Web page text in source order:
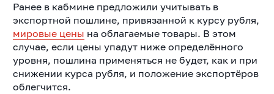
Ранее в кабмине предложили учитывать в
экспортной пошлине, привязанной к курсу рубля,
мировые цены на облагаемые товары. В этом
случае, если цены упадут ниже определённого
уровня, пошлина применяться не будет, как и при
снижении курса рубля, и положение экспортёров
облегчится.